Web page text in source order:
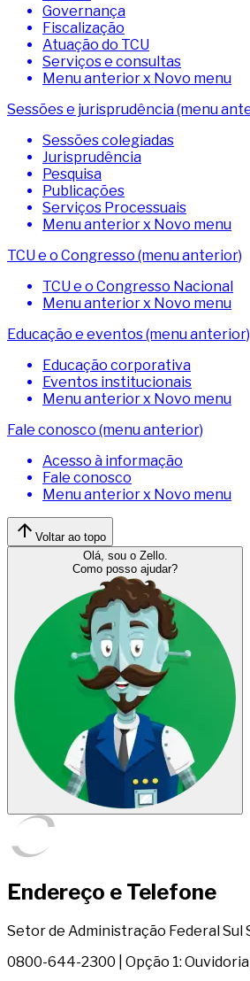
Governança
Fiscalização
Atuação do TCU
Serviços e consultas
Menu anterior x Novo menu
Sessões e jurisprudência (menu
Sessões colegiadas
Jurisprudência
Pesquisa
Publicações
Serviços Processuais
Menu anterior x Novo menu
TCU e o Congresso (menu anterior)
TCU e o Congresso Nacional
Menu anterior x Novo menu
Educação e eventos (menu anterior)
Educação corporativa
Eventos institucionais
Menu anterior x Novo menu
Fale conosco (menu anterior)
Acesso à informação
Fale conosco
Menu anterior x Novo menu
Voltar ao topo
Olá, sou o Zello.
Como posso ajudar?
Endereço e Telefone
Setor de Administração Federal Sul
0800-644-2300 | Opção 1: